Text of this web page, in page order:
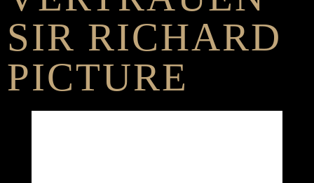
SIR RICHARD
PICTURE